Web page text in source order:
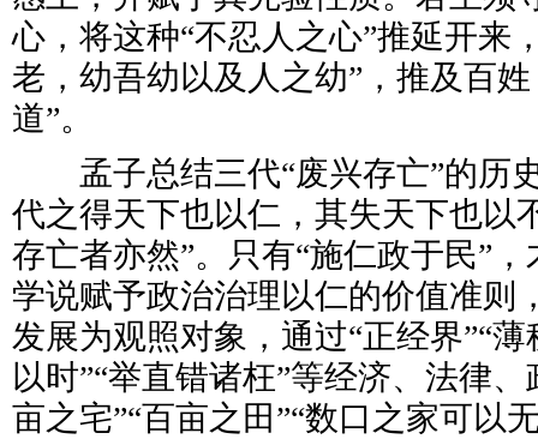
心，将这种“不忍人之心”推延开来
老，幼吾幼以及人之幼”，推及百姓
道”。
孟子总结三代“废兴存亡”的历
代之得天下也以仁，其失天下也以
存亡者亦然”。只有“施仁政于民”
学说赋予政治治理以仁的价值准则
发展为观照对象，通过“正经界”“薄
以时”“举直错诸枉”等经济、法律
亩之宅”“百亩之田”“数口之家可以